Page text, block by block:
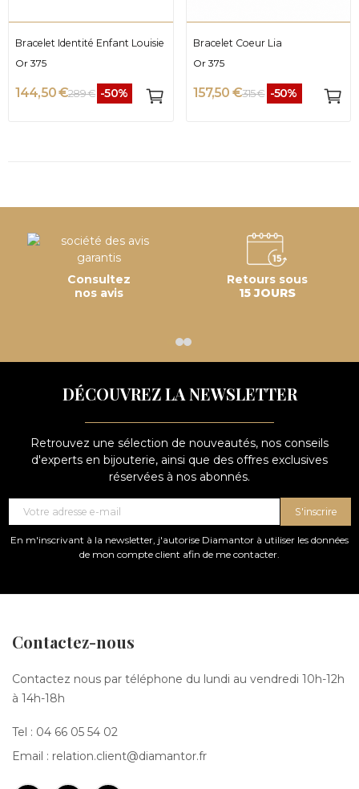
Bracelet Identité Enfant Louisie
Or 375
144,50 €289 € -50%
Bracelet Coeur Lia
Or 375
157,50 €315 € -50%
Consultez
nos avis
Retours sous
15 JOURS
DÉCOUVREZ LA NEWSLETTER
Retrouvez une sélection de nouveautés, nos conseils
d'experts en bijouterie, ainsi que des offres exclusives
réservées à nos abonnés.
S'inscrire
En m'inscrivant à la newsletter, j'autorise Diamantor à utiliser les données
de mon compte client afin de me contacter.
Contactez-nous
Contactez nous par téléphone du lundi au vendredi 10h-12h
à 14h-18h
Tel : 04 66 05 54 02
Email : relation.client@diamantor.fr